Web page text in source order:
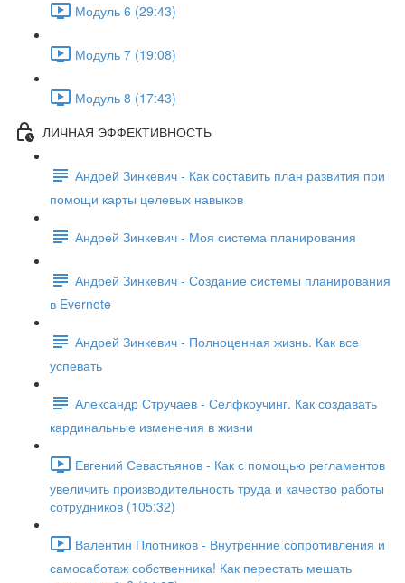
Модуль 6 (29:43)
Модуль 7 (19:08)
Модуль 8 (17:43)
ЛИЧНАЯ ЭФФЕКТИВНОСТЬ
Андрей Зинкевич - Как составить план развития при
помощи карты целевых навыков
Андрей Зинкевич - Моя система планирования
Андрей Зинкевич - Создание системы планирования
в Evernote
Андрей Зинкевич - Полноценная жизнь. Как все
успевать
Александр Стручаев - Селфкоучинг. Как создавать
кардинальные изменения в жизни
Евгений Севастьянов - Как с помощью регламентов
увеличить производительность труда и качество работы
сотрудников (105:32)
Валентин Плотников - Внутренние сопротивления и
самосаботаж собственника! Как перестать мешать